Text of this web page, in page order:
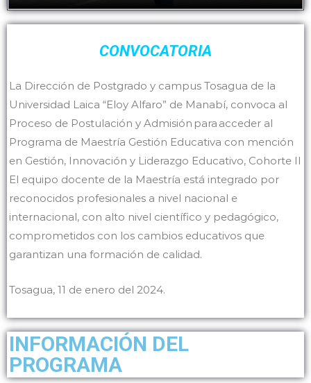
CONVOCATORIA
La Dirección de Postgrado y campus Tosagua de la
Universidad Laica “Eloy Alfaro” de Manabí, convoca al
Proceso de Postulación y Admisión para acceder al
Programa de Maestría Gestión Educativa con mención
en Gestión, Innovación y Liderazgo Educativo, Cohorte II
El equipo docente de la Maestría está integrado por
reconocidos profesionales a nivel nacional e
internacional, con alto nivel científico y pedagógico,
comprometidos con los cambios educativos que
garantizan una formación de calidad.
Tosagua, 11 de enero del 2024.
INFORMACIÓN DEL
PROGRAMA